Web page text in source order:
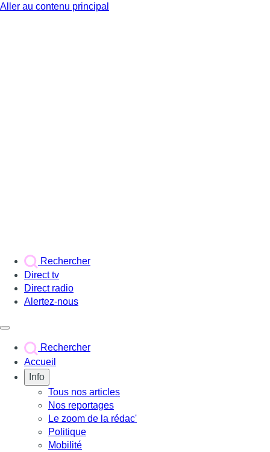
Aller au contenu principal
Rechercher
Direct tv
Direct radio
Alertez-nous
Rechercher
Accueil
Info
Tous nos articles
Nos reportages
Le zoom de la rédac'
Politique
Mobilité